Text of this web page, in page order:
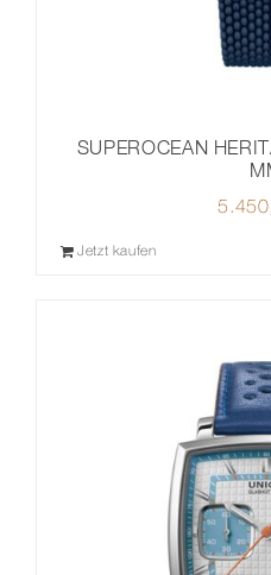
SUPEROCEAN
Jetzt kaufen